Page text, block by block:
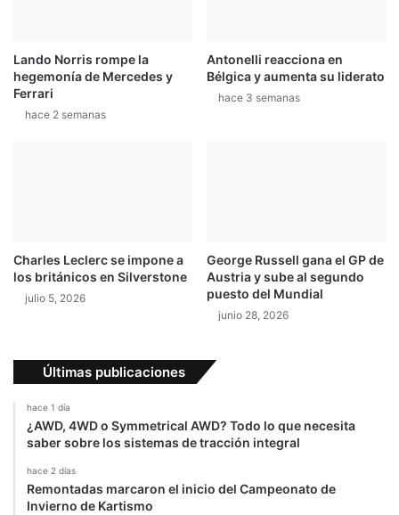
Lando Norris rompe la
hegemonía de Mercedes y
Ferrari
hace 2 semanas
Antonelli reacciona en
Bélgica y aumenta su liderato
hace 3 semanas
Charles Leclerc se impone a
los británicos en Silverstone
julio 5, 2026
George Russell gana el GP de
Austria y sube al segundo
puesto del Mundial
junio 28, 2026
Últimas publicaciones
hace 1 día
¿AWD, 4WD o Symmetrical AWD? Todo lo que necesita
saber sobre los sistemas de tracción integral
hace 2 días
Remontadas marcaron el inicio del Campeonato de
Invierno de Kartismo